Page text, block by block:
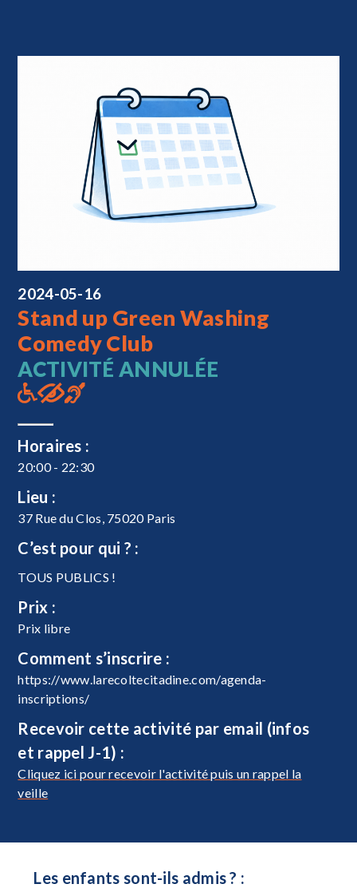
2024-05-16
Stand up Green Washing
Comedy Club
ACTIVITÉ ANNULÉE
Horaires :
20:00 - 22:30
Lieu :
37 Rue du Clos, 75020 Paris
C’est pour qui ? :
TOUS PUBLICS !
Prix :
Prix libre
Comment s’inscrire :
https://www.larecoltecitadine.com/agenda-
inscriptions/
Recevoir cette activité par email (infos
et rappel J-1) :
Cliquez ici pour recevoir l'activité puis un rappel la
veille
Les enfants sont-ils admis ? :